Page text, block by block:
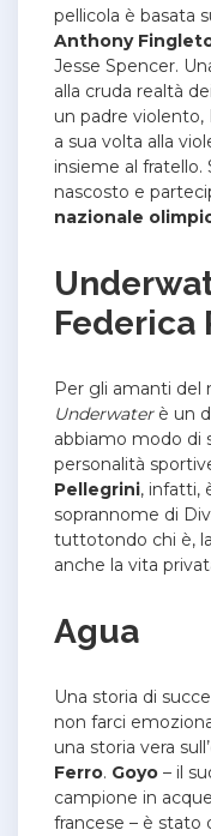
pellicola è basata
Anthony
Jesse Spencer.
alla cruda realtà
un padre
a sua volta alla
insieme al fratello.
nascosto e
nazionale
Federica
Per gli amanti del
Underwaterè un
abbiamo modo di
personalità
Pellegrini, infatti,
soprannome di
tuttotondo chi è,
anche la vita
Agua
Una storia di
non farci
una storia vera
Ferro. Goyo – il
campione in
francese – è stato